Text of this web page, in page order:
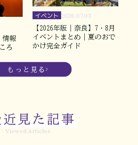
情報
ろ
イベント 2026.07.03
【2026年版｜奈良】7・8月
イベントまとめ｜夏のおで
かけ完全ガイド
もっと見る
近見た記事
Viewed Articles